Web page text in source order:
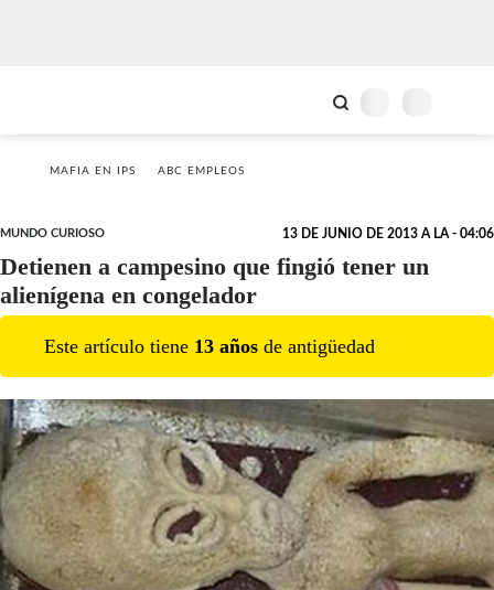
MAFIA EN IPS ABC EMPLEOS
MUNDO CURIOSO 13 DE JUNIO DE 2013 A LA - 04:06
Detienen a campesino que fingió tener un
alienígena en congelador
Este artículo tiene 13 años de antigüedad